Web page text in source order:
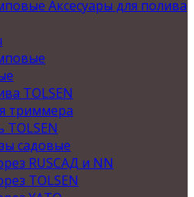
Аксесуары для полива
TOLSEN
триммера
садовые
RUSСАД и NN
TOLSEN